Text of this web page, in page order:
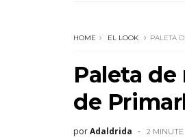
HOME EL LOOK PALETA
Paleta
de
porAdaldrida 2 MINUTE